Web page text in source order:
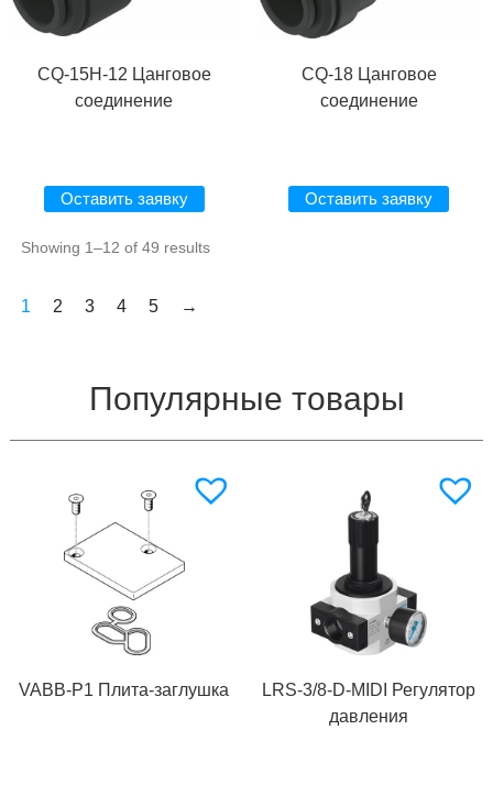
CQ-15H-12 Цанговое
соединение
Оставить заявку
CQ-18 Цанговое
соединение
Оставить заявку
Showing 1–12 of 49 results
1 2 3 4 5 →
Популярные товары
VABB-P1 Плита-заглушка
LRS-3/8-D-MIDI Регулятор
давления